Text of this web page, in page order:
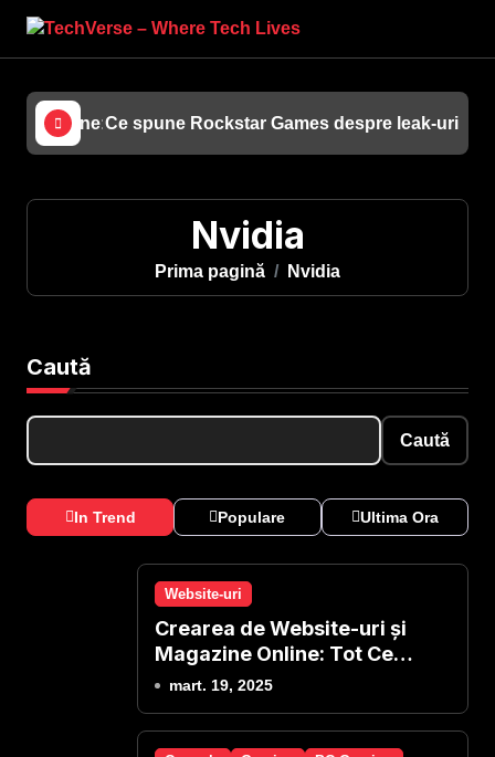
conținut
Online: Tot Ce Presupune și Oferim Noi
Ce spune Rockstar Games despre leak-urile
Nvidia
Prima pagină Nvidia
Caută
Caută
In Trend Populare Ultima Ora
Website-uri
Crearea de Website-uri și
Magazine Online: Tot Ce
Presupune și Oferim Noi
mart. 19, 2025